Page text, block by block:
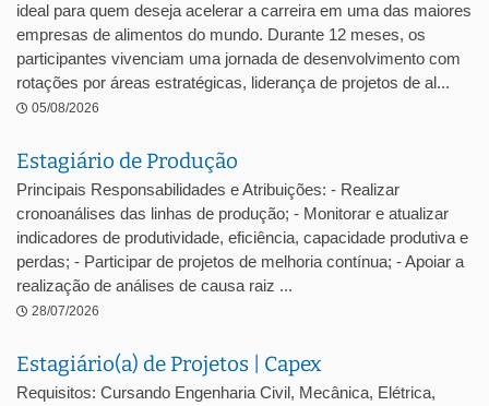
ideal para quem deseja acelerar a carreira em uma das maiores
empresas de alimentos do mundo. Durante 12 meses, os
participantes vivenciam uma jornada de desenvolvimento com
rotações por áreas estratégicas, liderança de projetos de al...
05/08/2026
Estagiário de Produção
Principais Responsabilidades e Atribuições: - Realizar
cronoanálises das linhas de produção; - Monitorar e atualizar
indicadores de produtividade, eficiência, capacidade produtiva e
perdas; - Participar de projetos de melhoria contínua; - Apoiar a
realização de análises de causa raiz ...
28/07/2026
Estagiário(a) de Projetos | Capex
Requisitos: Cursando Engenharia Civil, Mecânica, Elétrica,